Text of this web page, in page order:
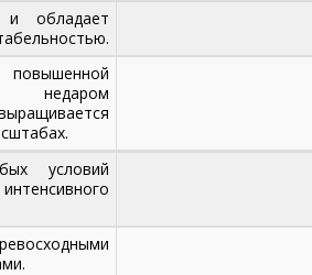
и обладает
недаром
условий